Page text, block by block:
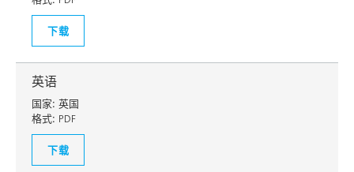
下载
英语
国家: 英国
格式: PDF
下载